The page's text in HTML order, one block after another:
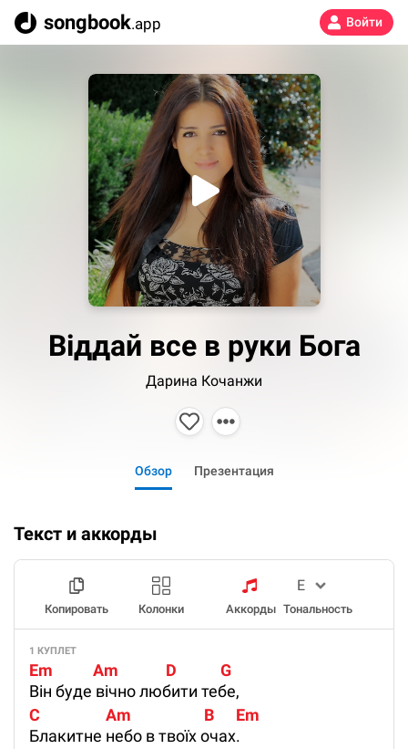
songbook.app Войти
Віддай все в руки Бога
Дарина Кочанжи
Обзор Презентация
Текст и аккорды
Копировать Колонки Аккорды Тональность
1 КУПЛЕТ
Em           Am             D            G
Він буде вічно любити тебе,
C                  Am                    B      Em
Блакитне небо в твоїх очах.